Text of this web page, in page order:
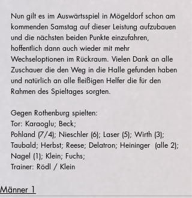
Nun gilt es im Auswärtsspiel in Mögeldorf schon am
kommenden Samstag auf dieser Leistung aufzubauen
und die nächsten beiden Punkte einzufahren,
hoffentlich dann auch wieder mit mehr
Wechseloptionen im Rückraum. Vielen Dank an alle
Zuschauer die den Weg in die Halle gefunden haben
und natürlich an alle fleißigen Helfer die für den
Rahmen des Spieltages sorgten.
Gegen Rothenburg spielten:
Tor: Karaoglu; Beck;
Pohland (7/4); Nieschler (6); Laser (5); Wirth (3);
Taubald; Herbst; Reese; Delatron; Heininger  (alle 2);
Nagel (1); Klein; Fuchs;
Trainer: Rödl / Klein
Männer 1